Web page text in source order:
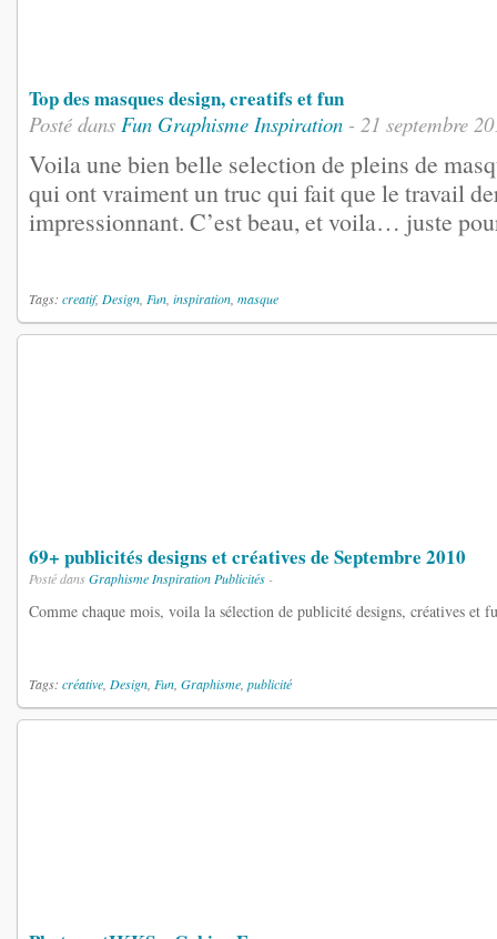
Top des masques design, creatifs et fun
Posté dans Fun Graphisme Inspiration - 21 septembre
Voila une bien belle selection de pleins de
qui ont vraiment un truc qui fait que le travail
impressionnant. C’est beau, et voila… juste
Tags: creatif, Design Fun inspiration masque
69+ publicités designs et créatives de Septembre 2010
Posté dansGraphisme Inspiration Publicités-
Comme chaque mois, voila la sélection de publicité designs, créatives et
Tags: créative Design Fun Graphisme publicité